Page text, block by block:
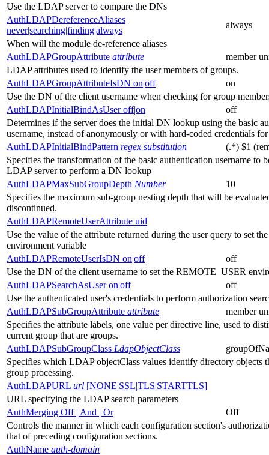
Use the LDAP server to compare the DNs
AuthLDAPDereferenceAliases
never|searching|finding|always
always
When will the module de-reference aliases
AuthLDAPGroupAttribute attribute
member
LDAP attributes used to identify the user members of groups.
AuthLDAPGroupAttributeIsDN on|off
on
Use the DN of the client username when checking for group
AuthLDAPInitialBindAsUser off|on
off
Determines if the server does the initial DN lookup using the basic
username, instead of anonymously or with hard-coded credentials
AuthLDAPInitialBindPattern regex substitution
(.*) $1
Specifies the transformation of the basic authentication username to
LDAP server to perform a DN lookup
AuthLDAPMaxSubGroupDepth Number
10
Specifies the maximum sub-group nesting depth that will be
discontinued.
AuthLDAPRemoteUserAttribute uid
Use the value of the attribute returned during the user query to set
environment variable
AuthLDAPRemoteUserIsDN on|off
off
Use the DN of the client username to set the REMOTE_USER
AuthLDAPSearchAsUser on|off
off
Use the authenticated user's credentials to perform authorization
AuthLDAPSubGroupAttribute attribute
member
Specifies the attribute labels, one value per directive line, used to
current group that are groups.
AuthLDAPSubGroupClass LdapObjectClass
Specifies which LDAP objectClass values identify directory objects
group processing.
AuthLDAPURL url [NONE|SSL|TLS|STARTTLS]
URL specifying the LDAP search parameters
AuthMerging Off | And | Or
Off
Controls the manner in which each configuration section's
that of preceding configuration sections.
AuthName auth-domain